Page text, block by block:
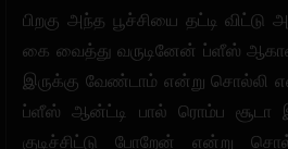
பிறகு அந்த பூச்சியை தட்டி விட்டு
கை வைத்து வருடினேன் ப்ளீஸ் ஆகாஷ்
இருக்கு வேண்டாம் என்று சொல்லி
ப்ளீஸ் ஆன்ட்டி பால் ரொம்ப சூடா
குடிச்சிட்டு போறேன் என்று